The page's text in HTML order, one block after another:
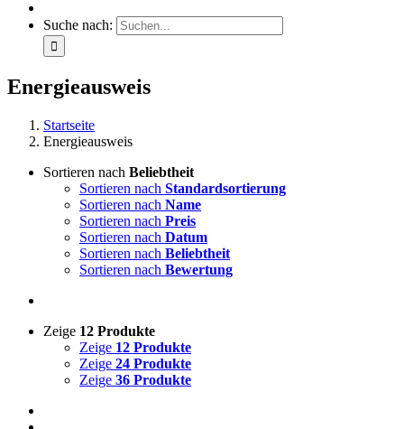
Suche nach:
Energieausweis
Startseite
Energieausweis
Sortieren nach Beliebtheit
Sortieren nach Standardsortierung
Sortieren nach Name
Sortieren nach Preis
Sortieren nach Datum
Sortieren nach Beliebtheit
Sortieren nach Bewertung
Zeige 12 Produkte
Zeige 12 Produkte
Zeige 24 Produkte
Zeige 36 Produkte